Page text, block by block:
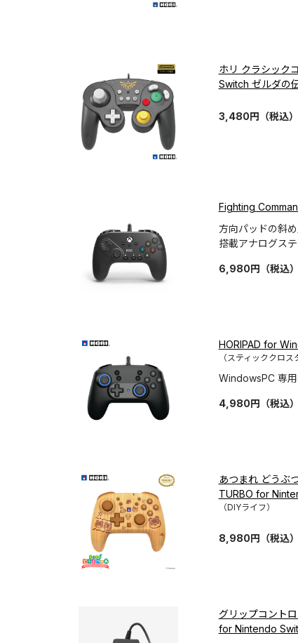
ホリ クラシック
Switch ゼルダの
3,480円 （税込）
Fighting
方向パッドの斜
搭載アナログス
6,980円 （税込）
HORIPAD for
（スティッククロス
WindowsPC 専
4,980円 （税込）
あつまれ どうぶ
TURBO for
（DIYライフ）
8,980円 （税込）
グリップコント
for Nintendo